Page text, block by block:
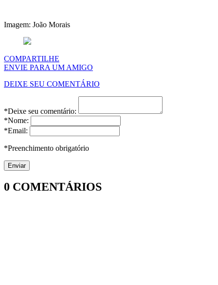
Imagem: João Morais
COMPARTILHE
ENVIE PARA UM AMIGO
DEIXE SEU COMENTÁRIO
*Deixe seu comentário:
*Nome:
*Email:
*Preenchimento obrigatório
0 COMENTÁRIOS